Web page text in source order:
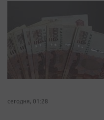
сегодня, 01:28